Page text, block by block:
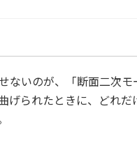
ないのが、「断面二次
げられたときに、どれ